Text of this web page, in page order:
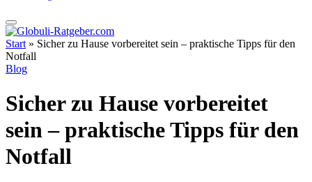
Start » Sicher zu Hause vorbereitet sein – praktische Tipps für den
Notfall
Blog
Sicher zu Hause vorbereitet
sein – praktische Tipps für den
Notfall